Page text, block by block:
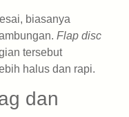
biasanya
Flap disc
tersebut
halus dan rapi.
dan